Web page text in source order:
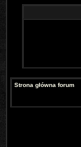
Strona główna forum